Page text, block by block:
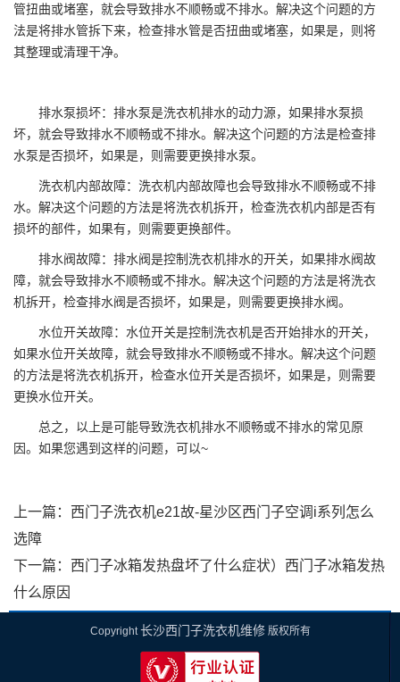
管扭曲或堵塞，就会导致排水不顺畅或不排水。解决这个问题的方
法是将排水管拆下来，检查排水管是否扭曲或堵塞，如果是，则将
其整理或清理干净。
排水泵损坏：排水泵是洗衣机排水的动力源，如果排水泵损
坏，就会导致排水不顺畅或不排水。解决这个问题的方法是检查排
水泵是否损坏，如果是，则需要更换排水泵。
洗衣机内部故障：洗衣机内部故障也会导致排水不顺畅或不排
水。解决这个问题的方法是将洗衣机拆开，检查洗衣机内部是否有
损坏的部件，如果有，则需要更换部件。
排水阀故障：排水阀是控制洗衣机排水的开关，如果排水阀故
障，就会导致排水不顺畅或不排水。解决这个问题的方法是将洗衣
机拆开，检查排水阀是否损坏，如果是，则需要更换排水阀。
水位开关故障：水位开关是控制洗衣机是否开始排水的开关，
如果水位开关故障，就会导致排水不顺畅或不排水。解决这个问题
的方法是将洗衣机拆开，检查水位开关是否损坏，如果是，则需要
更换水位开关。
总之，以上是可能导致洗衣机排水不顺畅或不排水的常见原
因。如果您遇到这样的问题，可以~
上一篇： 西门子洗衣机e21故-星沙区西门子空调i系列怎么
选障
下一篇： 西门子冰箱发热盘坏了什么症状）西门子冰箱发热
什么原因
Copyright长沙西门子洗衣机维修版权所有